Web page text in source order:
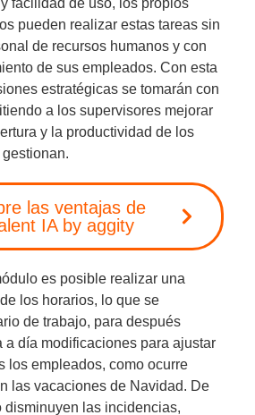
facilidad de uso, los propios
pueden realizar estas tareas sin
de recursos humanos y con
de sus empleados. Con esta
estratégicas se tomarán con
a los supervisores mejorar
y la productividad de los
las ventajas de
IA by aggity
es posible realizar una
los horarios, lo que se
de trabajo, para después
a día modificaciones para ajustar
los empleados, como ocurre
las vacaciones de Navidad. De
disminuyen las incidencias,